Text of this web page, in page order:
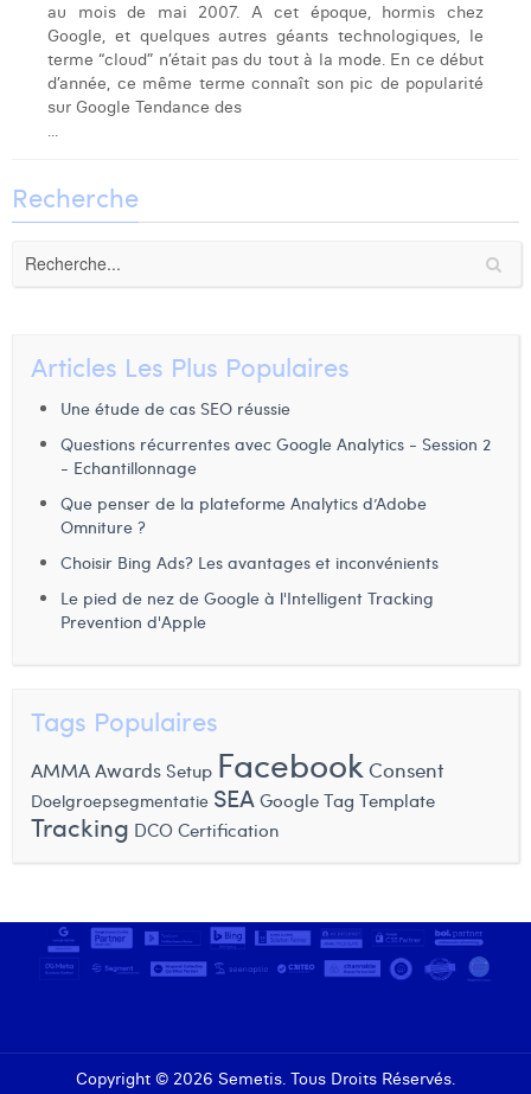
Laura Rooseleer
Laura Verhelst
Lena Pignoloni
Linda Kraim
Lucas Taels
Margaux Marien
Mathias Segers
Ninon Chevalier
Olivia Lohest
Pieter Maesmans
Thomas Kurevic
Victor Hayot
au mois de mai 2007. A cet époque, hormis chez
Google, et quelques autres géants technologiques, le
terme “cloud” n’était pas du tout à la mode. En ce début
d’année, ce même terme connaît son pic de popularité
sur Google Tendance des
...
Recherche
Articles Les Plus Populaires
Une étude de cas SEO réussie
Questions récurrentes avec Google Analytics - Session 2
- Echantillonnage
Que penser de la plateforme Analytics d’Adobe
Omniture ?
Choisir Bing Ads? Les avantages et inconvénients
Le pied de nez de Google à l'Intelligent Tracking
Prevention d'Apple
Tags Populaires
AMMA Awards Setup FacebookConsent
Doelgroepsegmentatie SEA Google Tag Template
Tracking DCO Certification
Copyright © 2026 Semetis. Tous Droits Réservés.